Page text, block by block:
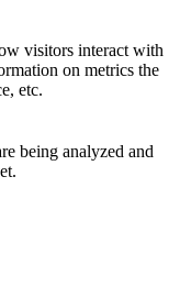
visitors interact with
on metrics the
etc.
being analyzed and